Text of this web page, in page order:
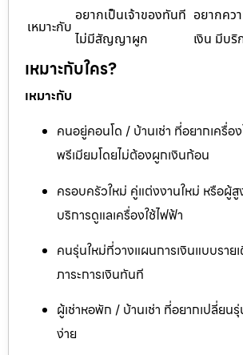
เหมาะกับ
อยากเป็นเจ้าของทันที
ไม่มีสัญญาผูก
อยากคว
เงิน มีบริ
เหมาะกับใคร?
เหมาะกับ
คนอยู่คอนโด / บ้านเช่า ที่อยากเครื่อ
พรีเมียมโดยไม่ต้องผูกเงินก้อน
ครอบครัวใหม่ คู่แต่งงานใหม่ หรือผู้
บริการดูแลเครื่องใช้ไฟฟ้า
คนรุ่นใหม่ที่วางแผนการเงินแบบราย
ภาระการเงินทันที
ผู้เช่าหอพัก / บ้านเช่า ที่อยากเปลี่ยนรุ่
ง่าย